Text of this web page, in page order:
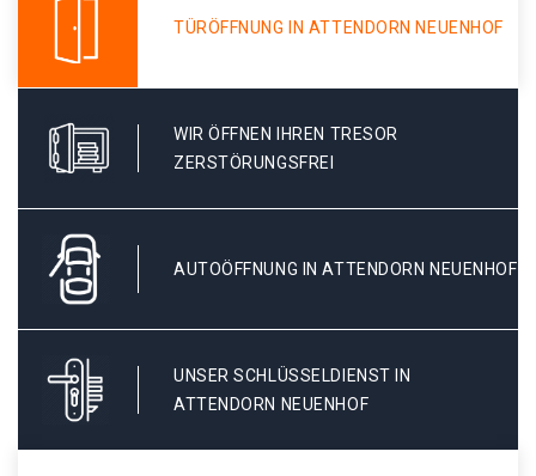
TÜRÖFFNUNG IN ATTENDORN NEUENHOF
WIR ÖFFNEN IHREN TRESOR
ZERSTÖRUNGSFREI
AUTOÖFFNUNG IN ATTENDORN NEUENHOF
UNSER SCHLÜSSELDIENST IN
ATTENDORN NEUENHOF